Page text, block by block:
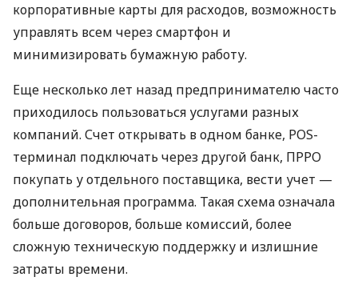
корпоративные карты для расходов, возможность
управлять всем через смартфон и
минимизировать бумажную работу.
Еще несколько лет назад предпринимателю часто
приходилось пользоваться услугами разных
компаний. Счет открывать в одном банке, POS-
терминал подключать через другой банк, ПРРО
покупать у отдельного поставщика, вести учет —
дополнительная программа. Такая схема означала
больше договоров, больше комиссий, более
сложную техническую поддержку и излишние
затраты времени.